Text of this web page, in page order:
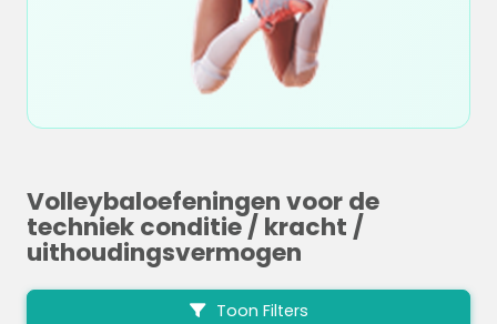
Volleybaloefeningen voor de
techniek conditie / kracht /
uithoudingsvermogen
Toon Filters